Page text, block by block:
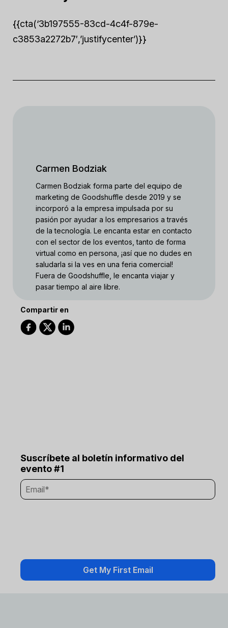
{{cta(‘3b197555-83cd-4c4f-879e-
c3853a2272b7′,’justifycenter’)}}
Carmen Bodziak
Carmen Bodziak forma parte del equipo de
marketing de Goodshuffle desde 2019 y se
incorporó a la empresa impulsada por su
pasión por ayudar a los empresarios a través
de la tecnología. Le encanta estar en contacto
con el sector de los eventos, tanto de forma
virtual como en persona, ¡así que no dudes en
saludarla si la ves en una feria comercial!
Fuera de Goodshuffle, le encanta viajar y
pasar tiempo al aire libre.
Compartir en
Suscríbete al boletín informativo del
evento #1